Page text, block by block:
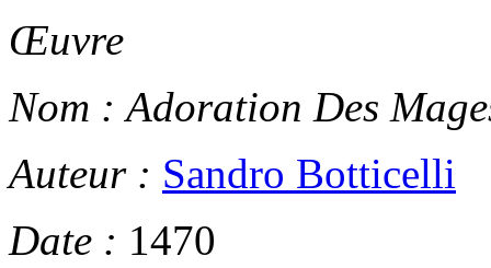
Œuvre
Nom : Adoration Des
Auteur : Sandro Botticelli
Date : 1470